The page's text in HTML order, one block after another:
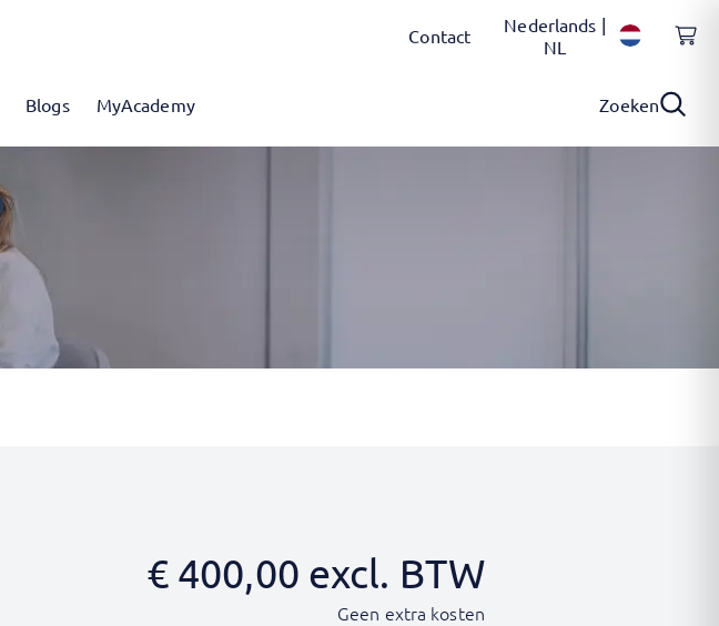
Contact
Nederlands |
NL
Blogs MyAcademy Zoeken
€400,00 excl. BTW
Geen extra kosten